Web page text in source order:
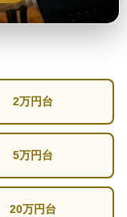
2万円台
5万円台
20万円台